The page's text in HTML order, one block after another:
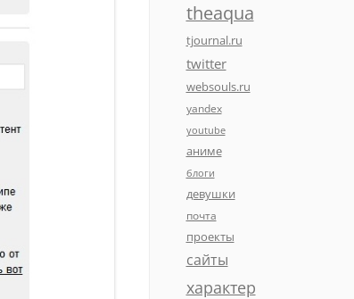
theaqua
tjournal.ru
twitter
websouls.ru
yandex
youtube
аниме
блоги
девушки
почта
проекты
сайты
характер